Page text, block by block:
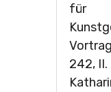
für
242, II.